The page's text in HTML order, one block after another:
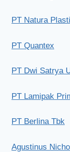
PT Natura
PT Quantex
PT Dwi Satrya
PT Lamipak
PT Berlina Tbk
Agustinus